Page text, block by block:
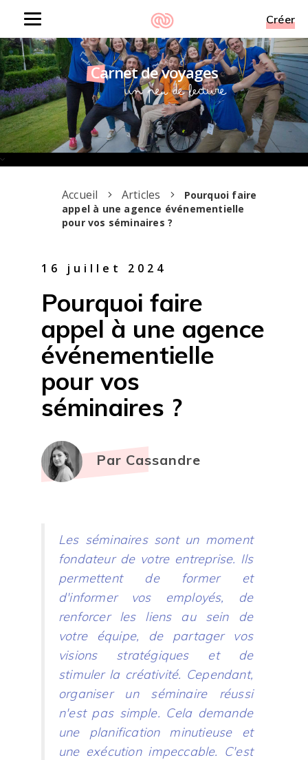
Toggle
Créer
Carnet de voyages
Un peu de lecture
Accueil Articles
Pourquoi faire
appel à une agence événementielle
pour vos séminaires ?
16 juillet 2024
Pourquoi faire
appel à une agence
événementielle
pour vos
séminaires ?
Par Cassandre
Les séminaires sont un moment
fondateur de votre entreprise. Ils
permettent de former et
d'informer vos employés, de
renforcer les liens au sein de
votre équipe, de partager vos
visions stratégiques et de
stimuler la créativité. Cependant,
organiser un séminaire réussi
n'est pas simple. Cela demande
une planification minutieuse et
une exécution impeccable. C'est